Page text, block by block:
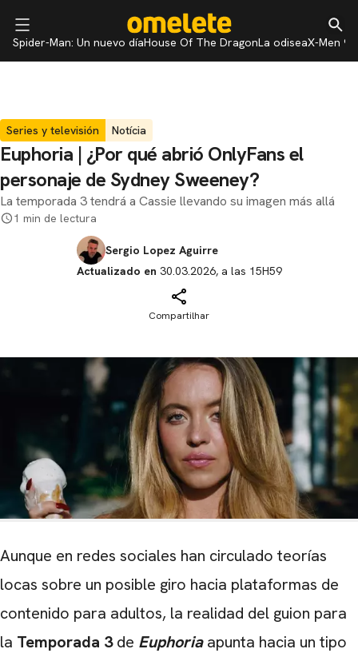
Spider-Man: Un nuevo díaHouse Of The DragonLa odiseaX-Men 97
Series y televisión Notícia
Euphoria | ¿Por qué abrió OnlyFans el
personaje de Sydney Sweeney?
La temporada 3 tendrá a Cassie llevando su imagen más allá
1 min de lectura
Sergio Lopez Aguirre
Actualizado en 30.03.2026, a las 15H59
Compartilhar
Aunque en redes sociales han circulado teorías
locas sobre un posible giro hacia plataformas de
contenido para adultos, la realidad del guion para
la Temporada 3de Euphoriaapunta hacia un tipo